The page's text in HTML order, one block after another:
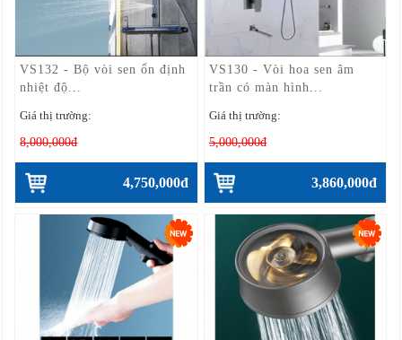
VS132 - Bộ vòi sen ổn định
nhiệt độ...
Giá thị trường:
8,000,000đ
4,750,000đ
VS130 - Vòi hoa sen âm
trần có màn hình...
Giá thị trường:
5,000,000đ
3,860,000đ